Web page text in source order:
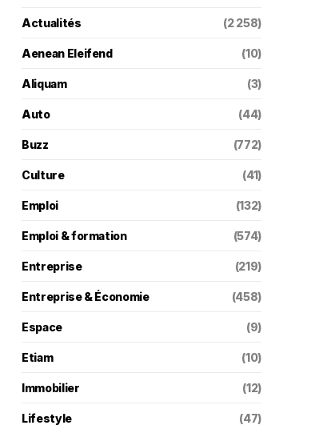
Actualités (2 258)
Aenean Eleifend (10)
Aliquam (3)
Auto (44)
Buzz (772)
Culture (41)
Emploi (132)
Emploi & formation (574)
Entreprise (219)
Entreprise & Économie (458)
Espace (9)
Etiam (10)
Immobilier (12)
Lifestyle (47)